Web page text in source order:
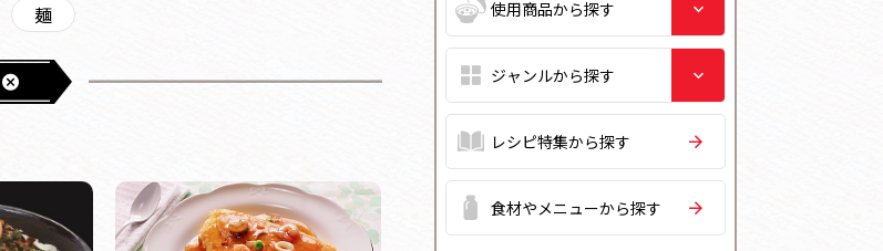
麺
レシピ特集から探す
食材やメニューから探す